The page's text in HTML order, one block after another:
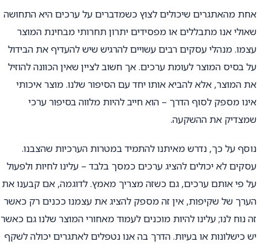
אחת מהאתגרים שיכולים לצוץ כשמדברים על ערכים היא התחושה
שאולי אנו מתבללים או מפסידים יתרון תחרותי מבחינת המוצר
עצמו. מנהלי עסקים רבים עשויים להרגיש שיש להעדיף את הבידול
על בסיס המוצר לעומת ערכים. אך חשוב לציין שאין הכוונה להוזיל
את המוצר, אלא להביא אותו יחד עם הסיפור שלנו. מוצר איכותי
אינו מספק לסוף הדרך – הוא חייב להיות מלווה בסיפור ערכי
שמצדיק את ההשקעה.
נוסף על כך, נדרש מאיתנו להתמיד במטרות הערכיות שהצבנו.
עסקים לא יכולים להציג ערכים כמסך בלבד – עלינו לחיות ולפעול
על פי אותם ערכים, גם כשזה מצריך מאמץ. לדוגמה, אם קבענו את
הערך של שקיפות, אין זה מספק להציג את עצמנו ככנים רק כאשר
זה נוח לנו; עלינו להיות מוכנים לעמוד מאחורי המוצר שלנו גם כאשר
יש כישלונות או בעיות. הדרך בה אנו נטפלים לאתגרים יכולה לשקף